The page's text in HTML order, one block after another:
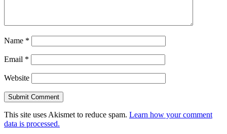
Name *
Email *
Website
This site uses Akismet to reduce spam. Learn how your comment
data is processed.